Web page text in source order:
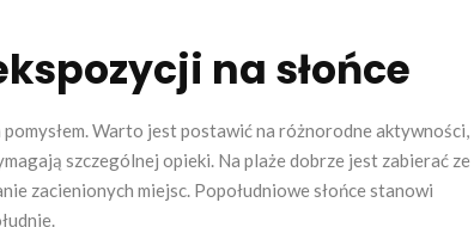
na słońce
pomysłem. Warto jest postawić na różnorodne aktywności,
szczególnej opieki. Na plaże dobrze jest zabierać ze
zacienionych miejsc. Popołudniowe słońce stanowi